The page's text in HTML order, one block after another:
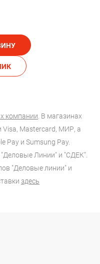
компании . В магазинах
Visa, Mastercard, МИР, а
Pay и Sumsung Pay.
Линии" и "СДЕК".
"Деловые линии" и
здесь